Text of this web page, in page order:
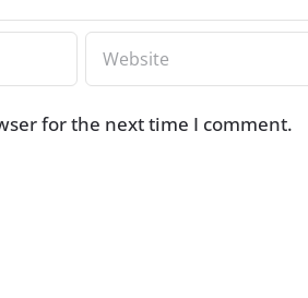
for the next time I comment.